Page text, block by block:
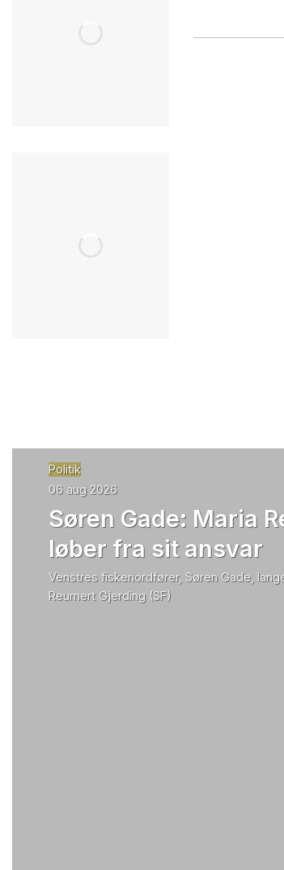
Politik
06 aug 2026
Søren Gade: Maria
løber fra sit ansvar
Venstres fiskeriordfører, Søren Gade,
Reumert Gjerding (SF)